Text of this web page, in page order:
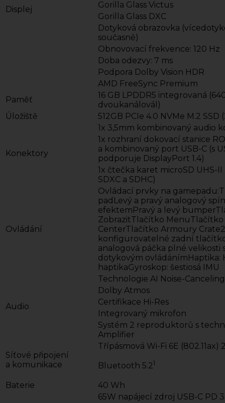
Displej
Gorilla Glass Victus
Gorilla Glass DXC
Dotyková obrazovka
současně)
Obnovovací frekvence: 120 Hz
Doba odezvy: 7 ms
Podpora Dolby Vision HDR
AMD FreeSync Premium
Paměť
16 GB LPDDR5 integrovaná
dvoukanálovál)
Úložiště
512GB PCIe 4.0 NVMe M.2 SSD
Konektory
1x 3,5mm kombinovaný audio
1x rozhraní dokovací stanice
a kombinovaný port USB-C (s
podporuje DisplayPort 1.4)
1x čtečka karet microSD UHS-
SDXC a SDHC)
Ovládání
Ovládací prvky na
padLevý a pravý analogový
efektemPravý a levý
ZobrazitTlačítko MenuTlačítko
CenterTlačítko Armoury
konfigurovatelné zadní
analogová páčka plné velikosti
dotykovým ovládánímHaptika:
haptikaGyroskop: šestiosá IMU
Audio
Technologie AI Noise-Canceling
Dolby Atmos
Certifikace Hi-Res
Integrovaný mikrofon
Systém 2 reproduktorů s
Amplifier
Síťové připojení
a komunikace
Třípásmová Wi-Fi 6E (802.11ax)
Bluetooth 5.21
Baterie 40 Wh
65W napájecí zdroj USB-C PD